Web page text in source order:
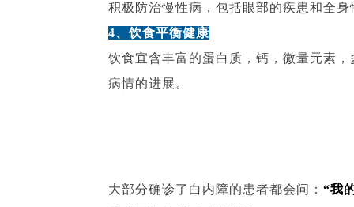
积极防治慢性病，包括眼部的疾患和全
4、饮食平衡健康
饮食宜含丰富的蛋白质，钙，微量元素
病情的进展。
大部分确诊了白内障的患者都会问： “我